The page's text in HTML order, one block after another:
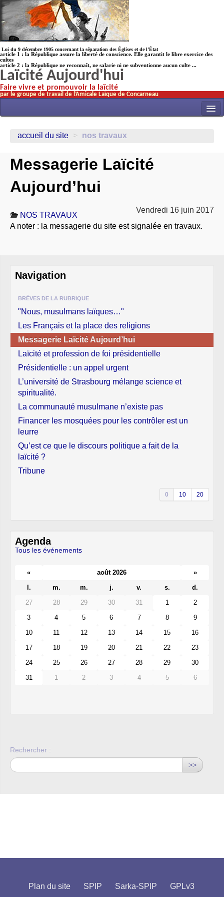
Loi du 9 décembre 1905 concernant la séparation des Églises et de l’État
article 1 : la République assure la liberté de conscience. Elle garantit le libre exercice des
cultes
article 2 : la République ne reconnaît, ne salarie ni ne subventionne aucun culte ...
Laïcité Aujourd'hui
Faire vivre et promouvoir la laïcité
par le groupe de travail de l’Amicale Laïque de Concarneau
NOS TRAVAUX
HISTOIRE(s)
LAICITHÈQUE
accueil du site > nos travaux
Messagerie Laïcité
Aujourd’hui
Vendredi 16 juin 2017
NOS TRAVAUX
A noter : la messagerie du site est signalée en travaux.
Navigation
BRÈVES DE LA RUBRIQUE
"Nous, musulmans laïques…"
Les Français et la place des religions
Messagerie Laïcité Aujourd’hui
Laïcité et profession de foi présidentielle
Présidentielle : un appel urgent
L’université de Strasbourg mélange science et
spiritualité.
La communauté musulmane n’existe pas
Financer les mosquées pour les contrôler est un
leurre
Qu’est ce que le discours politique a fait de la
laïcité ?
Tribune
0 10 20
Agenda
Tous les événements
« août 2026
»
l.
m. m. j. v. s.
d.
27
28 29 30 31 1
2
3
4 5 6 7 8
9
10
11 12 13 14 15
16
17
18 19 20 21 22
23
24
25 26 27 28 29
30
31
1 2 3 4 5 6
Rechercher :
>>
Plan du site SPIP Sarka-SPIP GPLv3